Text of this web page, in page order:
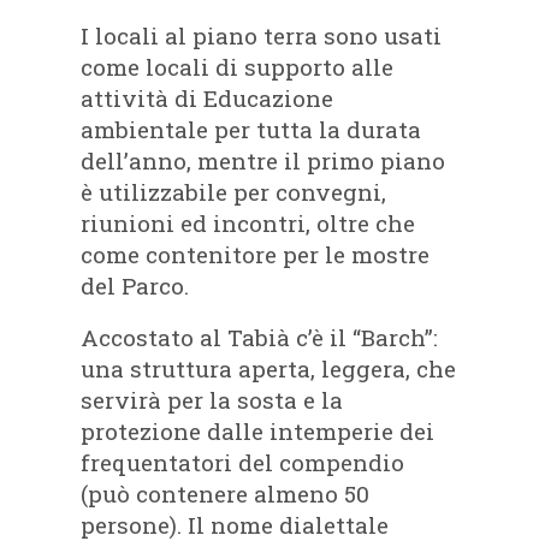
I locali al piano terra sono usati
come locali di supporto alle
attività di Educazione
ambientale per tutta la durata
dell’anno, mentre il primo piano
è utilizzabile per convegni,
riunioni ed incontri, oltre che
come contenitore per le mostre
del Parco.
Accostato al Tabià c’è il “Barch”:
una struttura aperta, leggera, che
servirà per la sosta e la
protezione dalle intemperie dei
frequentatori del compendio
(può contenere almeno 50
persone). Il nome dialettale